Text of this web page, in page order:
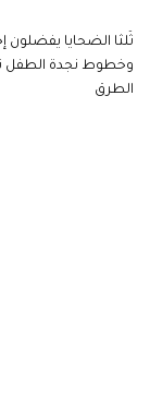
ثُلثا الضحايا يفضلون
وخطوط نجدة الطفل
الطرق